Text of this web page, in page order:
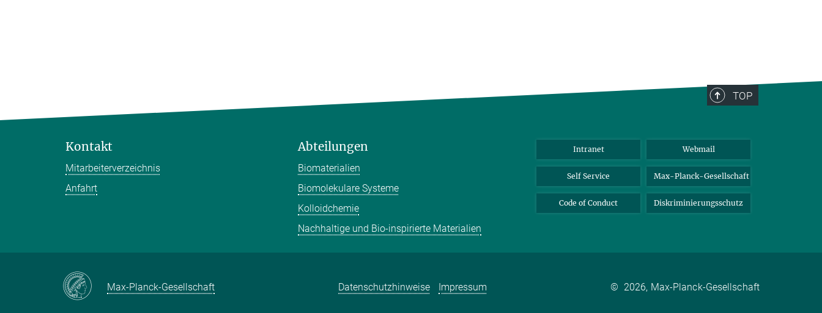
TOP
Kontakt
Mitarbeiterverzeichnis
Anfahrt
Abteilungen
Biomaterialien
Biomolekulare Systeme
Kolloidchemie
Nachhaltige und Bio-inspirierte Materialien
Intranet Webmail
Self Service Max-Planck-Gesellschaft
Code of Conduct Diskriminierungsschutz
Max-Planck-Gesellschaft Datenschutzhinweise Impressum © 2026, Max-Planck-Gesellschaft